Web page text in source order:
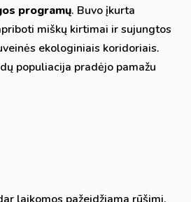
programų. Buvo įkurta
miškų kirtimai ir sujungtos
ekologiniais koridoriais.
populiacija pradėjo pamažu